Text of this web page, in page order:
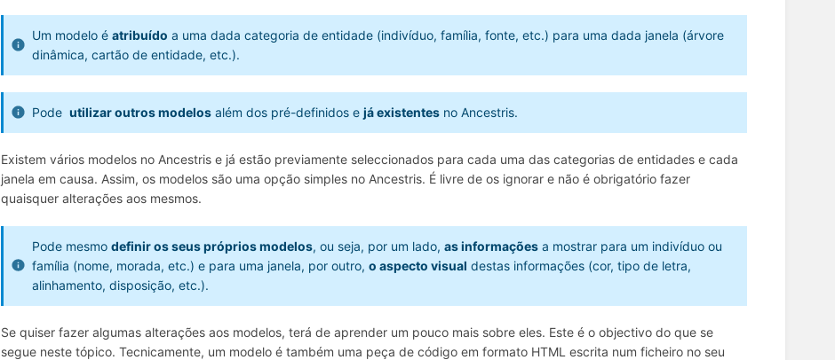
Um modelo é atribuído a uma dada categoria de entidade (indivíduo, família, fonte, etc.) para uma dada janela (árvore
dinâmica, cartão de entidade, etc.).
Pode utilizar outros modelos além dos pré-definidos e já existentes no Ancestris.
Existem vários modelos no Ancestris e já estão previamente seleccionados para cada uma das categorias de entidades e cada
janela em causa. Assim, os modelos são uma opção simples no Ancestris. É livre de os ignorar e não é obrigatório fazer
quaisquer alterações aos mesmos.
Pode mesmo definir os seus próprios modelos, ou seja, por um lado, as informações a mostrar para um indivíduo ou
família (nome, morada, etc.) e para uma janela, por outro, o aspecto visual destas informações (cor, tipo de letra,
alinhamento, disposição, etc.).
Se quiser fazer algumas alterações aos modelos, terá de aprender um pouco mais sobre eles. Este é o objectivo do que se
segue neste tópico. Tecnicamente, um modelo é também uma peça de código em formato HTML escrita num ficheiro no seu